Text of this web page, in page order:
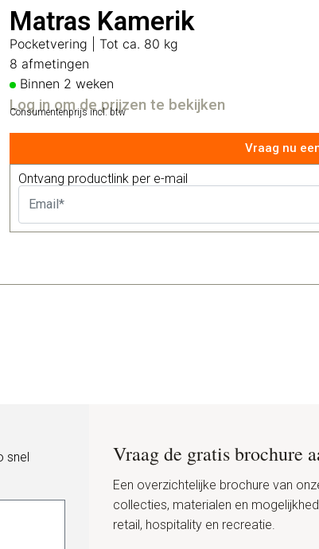
Matras Kamerik
Pocketvering | Tot ca. 80 kg
8 afmetingen
Binnen 2 weken
Log in om de prijzen te bekijken
Consumentenprijs incl. btw
Vraag nu
Ontvang productlink per e-mail
snel
Vraag de gratis brochure
Een overzichtelijke brochure van
collecties, materialen en
retail, hospitality en recreatie.